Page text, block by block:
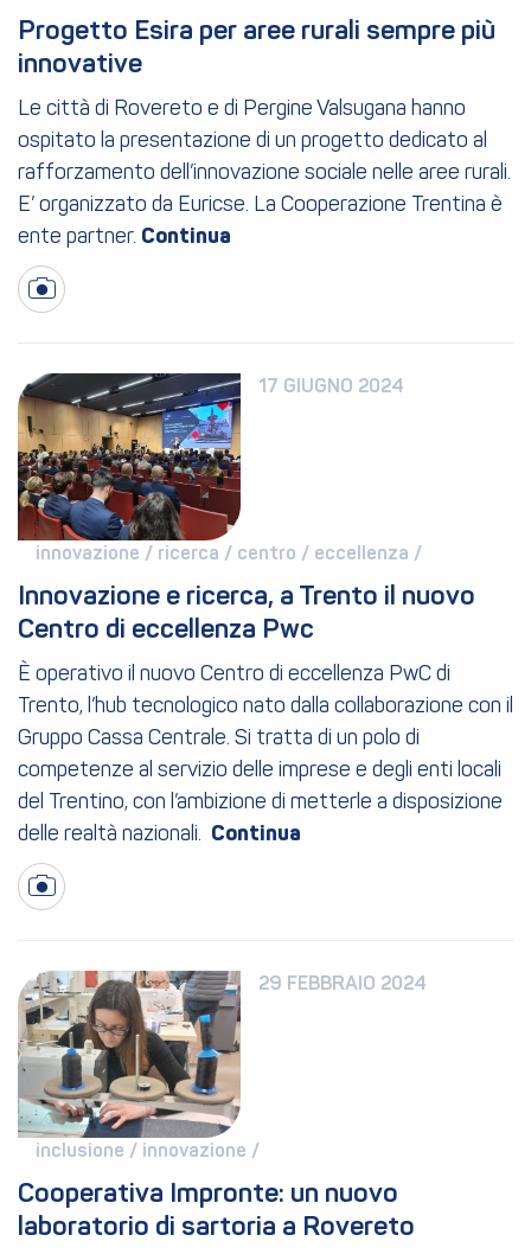
Progetto Esira per aree rurali sempre più
innovative
Le città di Rovereto e di Pergine Valsugana hanno
ospitato la presentazione di un progetto dedicato al
rafforzamento dell’innovazione sociale nelle aree rurali.
E’ organizzato da Euricse. La Cooperazione Trentina è
ente partner.
17 GIUGNO 2024
innovazione / ricerca / centro / eccellenza /
Innovazione e ricerca, a Trento il nuovo
Centro di eccellenza Pwc
È operativo il nuovo Centro di eccellenza PwC di
Trento, l’hub tecnologico nato dalla collaborazione con il
Gruppo Cassa Centrale. Si tratta di un polo di
competenze al servizio delle imprese e degli enti locali
del Trentino, con l’ambizione di metterle a disposizione
delle realtà nazionali.
29 FEBBRAIO 2024
inclusione / innovazione /
Cooperativa Impronte: un nuovo
laboratorio di sartoria a Rovereto